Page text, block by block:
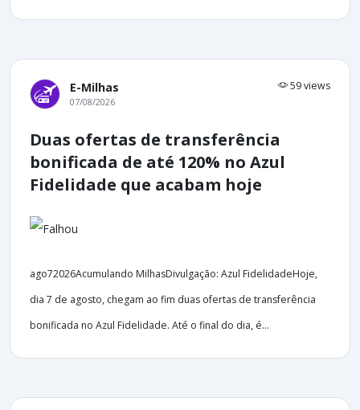
E-Milhas 59 views
07/08/2026
Duas ofertas de transferência
bonificada de até 120% no Azul
Fidelidade que acabam hoje
ago72026Acumulando MilhasDivulgação: Azul FidelidadeHoje,
dia 7 de agosto, chegam ao fim duas ofertas de transferência
bonificada no Azul Fidelidade. Até o final do dia, é...